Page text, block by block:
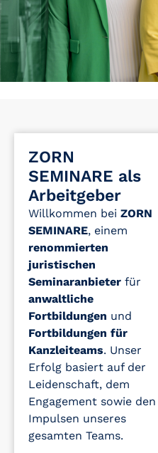
ZORN
SEMINARE als
Arbeitgeber
Willkommen bei ZORN
SEMINARE, einem
renommierten
juristischen
Seminaranbieter für
anwaltliche
Fortbildungen und
Fortbildungen für
Kanzleiteams. Unser
Erfolg basiert auf der
Leidenschaft, dem
Engagement sowie den
Impulsen unseres
gesamten Teams.